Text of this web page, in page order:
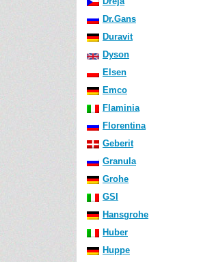
Dr.Gans
Duravit
Dyson
Elsen
Emco
Flaminia
Florentina
Geberit
Granula
Grohe
GSI
Hansgrohe
Huber
Huppe